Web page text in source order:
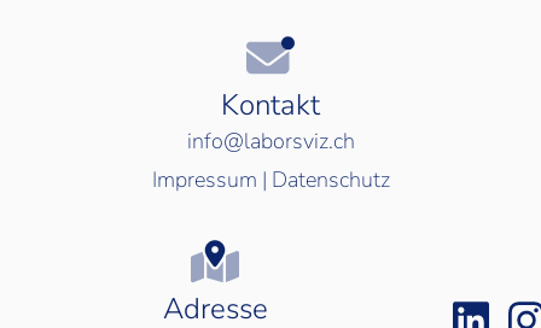
Kontakt
info@laborsviz.ch
Impressum | Datenschutz
Adresse